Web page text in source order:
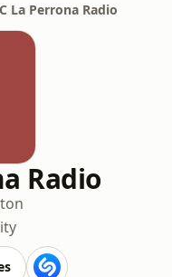
La Perrona Radio
Radio